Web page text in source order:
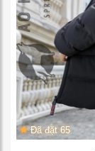
Đã đặt 65